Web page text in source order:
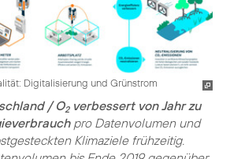
Digitalisierung und Grünstrom
/ O2verbessert von Jahr zu
pro Datenvolumen und
Klimaziele frühzeitig.